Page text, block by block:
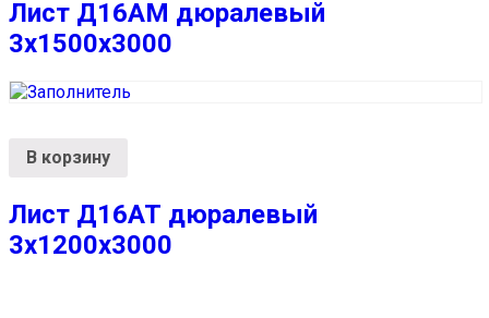
Лист Д16АМ дюралевый
3х1500х3000
В корзину
Лист Д16АТ дюралевый
3х1200х3000